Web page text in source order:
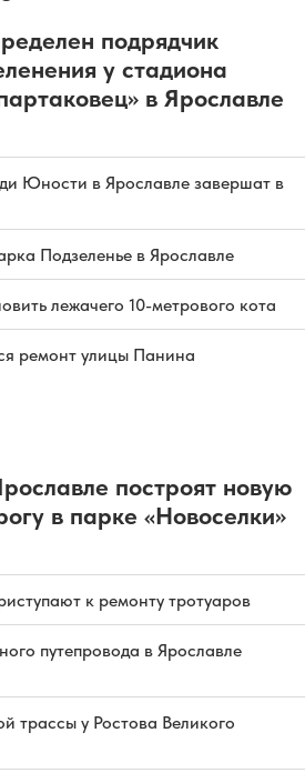
подрядчик
у стадиона
в Ярославле
Юности в Ярославле завершат в
Подзеленье в Ярославле
лежачего 10-метрового кота
ремонт улицы Панина
построят новую
в парке «Новоселки»
к ремонту тротуаров
путепровода в Ярославле
трассы у Ростова Великого